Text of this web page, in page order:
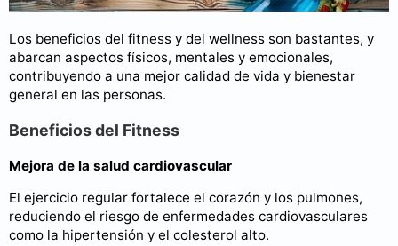
Los beneficios del fitness y del wellness son bastantes, y
abarcan aspectos físicos, mentales y emocionales,
contribuyendo a una mejor calidad de vida y bienestar
general en las personas.
Beneficios del Fitness
Mejora de la salud cardiovascular
El ejercicio regular fortalece el corazón y los pulmones,
reduciendo el riesgo de enfermedades cardiovasculares
como la hipertensión y el colesterol alto.